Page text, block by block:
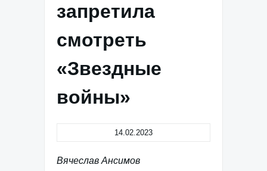
запретила
смотреть
«Звездные
войны»
14.02.2023
Вячеслав Ансимов